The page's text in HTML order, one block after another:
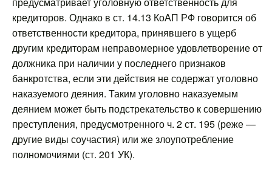
кредиторов. Однако в ст. 14.13 КоАП РФ говорится об
ответственности кредитора, принявшего в ущерб
другим кредиторам неправомерное удовлетворение от
должника при наличии у последнего признаков
банкротства, если эти действия не содержат уголовно
наказуемого деяния. Таким уголовно наказуемым
деянием может быть подстрекательство к совершению
преступления, предусмотренного ч. 2 ст. 195 (реже —
другие виды соучастия) или же злоупотребление
полномочиями (ст. 201 УК).